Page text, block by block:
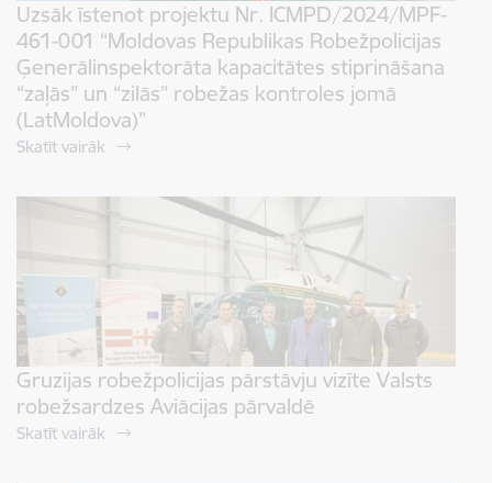
Uzsāk īstenot projektu Nr. ICMPD/2024/MPF-
461-001 “Moldovas Republikas Robežpolicijas
Ģenerālinspektorāta kapacitātes stiprināšana
“zaļās” un “zilās” robežas kontroles jomā
(LatMoldova)”
Skatīt vairāk
Gruzijas robežpolicijas pārstāvju vizīte Valsts
robežsardzes Aviācijas pārvaldē
Skatīt vairāk